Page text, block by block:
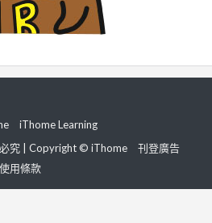
iThome Learning
究 | Copyright © iThome
刊登廣告
用條款